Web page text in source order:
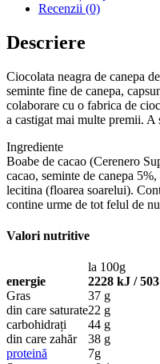
Recenzii (0)
Descriere
Ciocolata neagra de canepa
seminte fine de canepa,
colaborare cu o fabrica de
a castigat mai multe premii. A
Ingrediente
Boabe de cacao (Cerenero
cacao, seminte de canepa
lecitina (floarea soarelui).
contine urme de tot felul de
Valori nutritive
la 100g
energie
2228 kJ /
Gras
37 g
din care saturate22 g
carbohidrați
44 g
din care zahăr
38 g
proteină
7g